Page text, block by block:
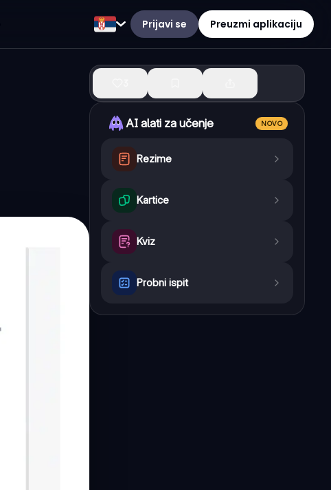
Prijavi se Preuzmi aplikaciju
AI alati za učenje NOVO
Rezime
Kartice
Kviz
Probni ispit